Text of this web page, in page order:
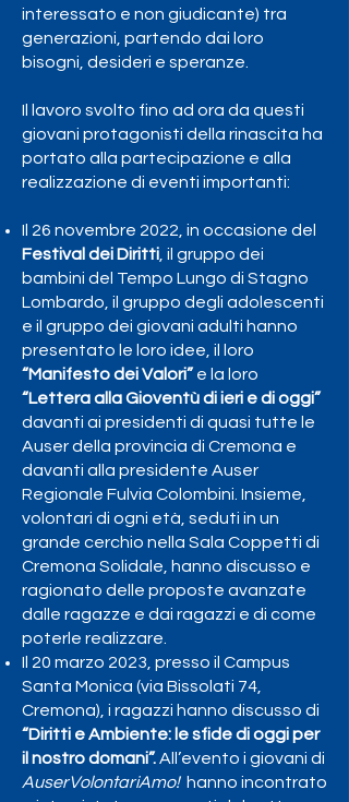
interessato e non giudicante) tra
generazioni, partendo dai loro
bisogni, desideri e speranze.
Il lavoro svolto fino ad ora da questi
giovani protagonisti della rinascita ha
portato alla partecipazione e alla
realizzazione di eventi importanti:
Il 26 novembre 2022, in occasione del
Festival dei Diritti , il gruppo dei
bambini del Tempo Lungo di Stagno
Lombardo, il gruppo degli adolescenti
e il gruppo dei giovani adulti hanno
presentato le loro idee, il loro
“Manifesto dei Valori” e la loro
“Lettera alla Gioventù di ieri e di oggi”
davanti ai presidenti di quasi tutte le
Auser della provincia di Cremona e
davanti alla presidente Auser
Regionale Fulvia Colombini. Insieme,
volontari di ogni età, seduti in un
grande cerchio nella Sala Coppetti di
Cremona Solidale, hanno discusso e
ragionato delle proposte avanzate
dalle ragazze e dai ragazzi e di come
poterle realizzare.
Il 20 marzo 2023, presso il Campus
Santa Monica (via Bissolati 74,
Cremona), i ragazzi hanno discusso di
“Diritti e Ambiente: le sfide di oggi per
il nostro domani”.All’evento i giovani di
AuserVolontariAmo! hanno incontrato